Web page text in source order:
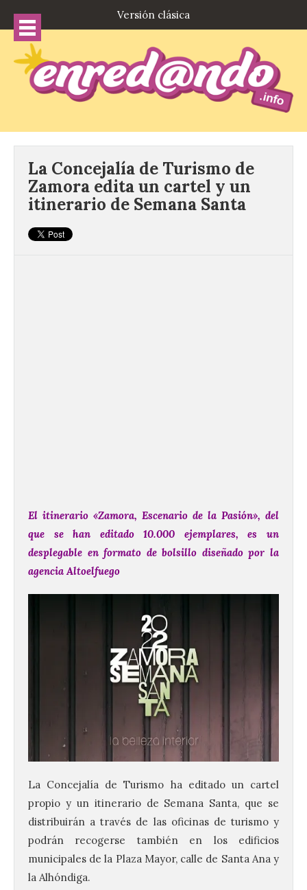
Versión clásica
La Concejalía de Turismo de
Zamora edita un cartel y un
itinerario de Semana Santa
El itinerario «Zamora, Escenario de la Pasión», del
que se han editado 10.000 ejemplares, es un
desplegable en formato de bolsillo diseñado por la
agencia Altoelfuego
La Concejalía de Turismo ha editado un cartel
propio y un itinerario de Semana Santa, que se
distribuirán a través de las oficinas de turismo y
podrán recogerse también en los edificios
municipales de la Plaza Mayor, calle de Santa Ana y
la Alhóndiga.